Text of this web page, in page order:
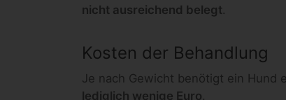
nicht ausreichend belegt.
Kosten der Behandlung
Je nach Gewicht benötigt ein Hund
lediglich wenige Euro.